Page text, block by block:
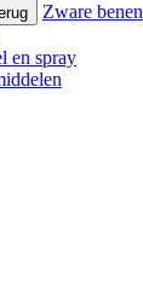
Zware benen
en spray